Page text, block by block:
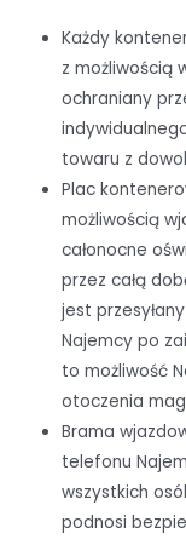
Każdy
z możliwością
ochraniany
towaru z
Plac
możliwością
całonocne
przez całą
jest
Najemcy po
to możliwość
otoczenia
Brama
telefonu
wszystkich
podnosi